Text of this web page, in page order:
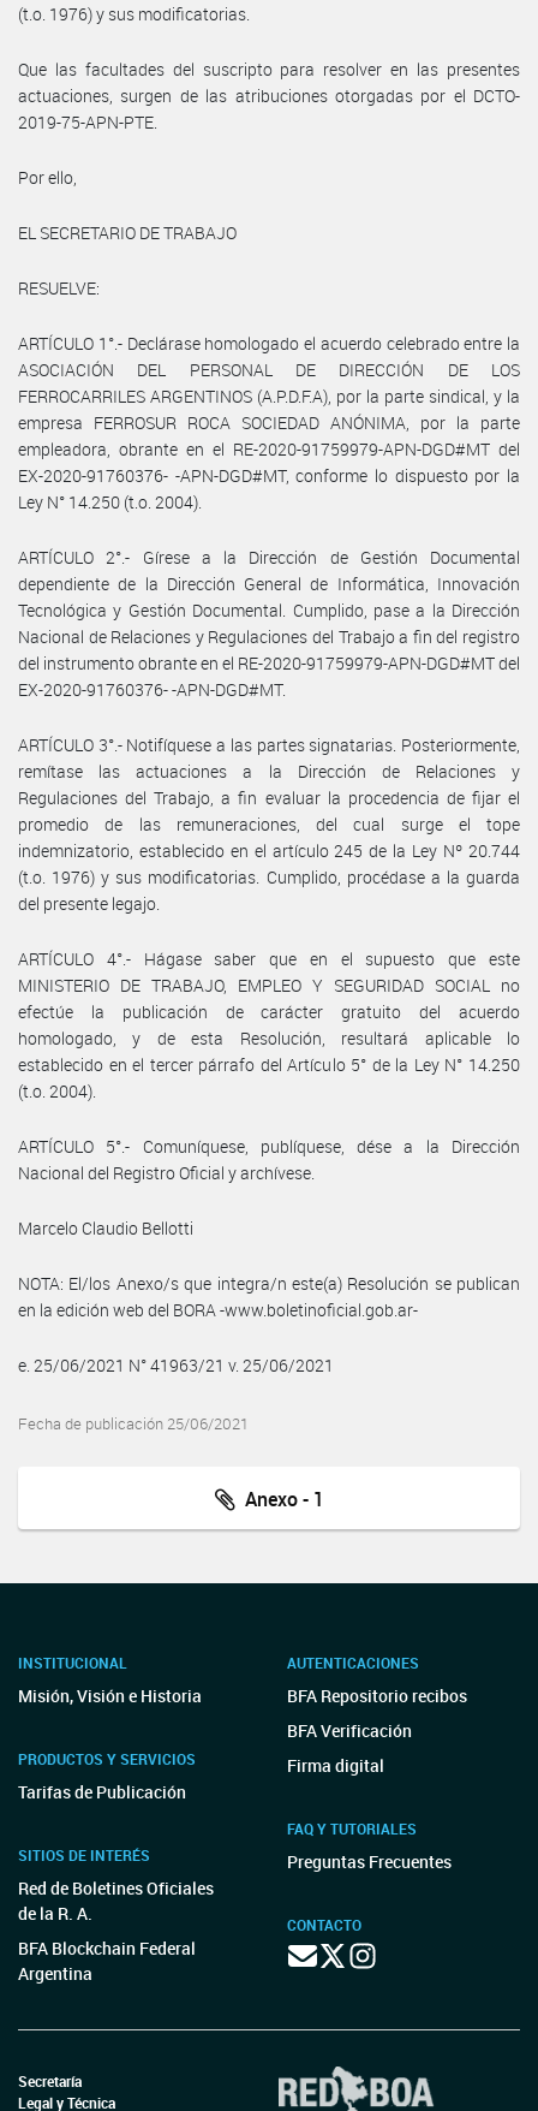
(t.o. 1976) y sus modificatorias.
Que las facultades del suscripto para resolver en las presentes
actuaciones, surgen de las atribuciones otorgadas por el DCTO-
2019-75-APN-PTE.
Por ello,
EL SECRETARIO DE TRABAJO
RESUELVE:
ARTÍCULO 1°.- Declárase homologado el acuerdo celebrado entre la
ASOCIACIÓN DEL PERSONAL DE DIRECCIÓN DE LOS
FERROCARRILES ARGENTINOS (A.P.D.F.A), por la parte sindical, y la
empresa FERROSUR ROCA SOCIEDAD ANÓNIMA, por la parte
empleadora, obrante en el RE-2020-91759979-APN-DGD#MT del
EX-2020-91760376- -APN-DGD#MT, conforme lo dispuesto por la
Ley N° 14.250 (t.o. 2004).
ARTÍCULO 2°.- Gírese a la Dirección de Gestión Documental
dependiente de la Dirección General de Informática, Innovación
Tecnológica y Gestión Documental. Cumplido, pase a la Dirección
Nacional de Relaciones y Regulaciones del Trabajo a fin del registro
del instrumento obrante en el RE-2020-91759979-APN-DGD#MT del
EX-2020-91760376- -APN-DGD#MT.
ARTÍCULO 3°.- Notifíquese a las partes signatarias. Posteriormente,
remítase las actuaciones a la Dirección de Relaciones y
Regulaciones del Trabajo, a fin evaluar la procedencia de fijar el
promedio de las remuneraciones, del cual surge el tope
indemnizatorio, establecido en el artículo 245 de la Ley Nº 20.744
(t.o. 1976) y sus modificatorias. Cumplido, procédase a la guarda
del presente legajo.
ARTÍCULO 4°.- Hágase saber que en el supuesto que este
MINISTERIO DE TRABAJO, EMPLEO Y SEGURIDAD SOCIAL no
efectúe la publicación de carácter gratuito del acuerdo
homologado, y de esta Resolución, resultará aplicable lo
establecido en el tercer párrafo del Artículo 5° de la Ley N° 14.250
(t.o. 2004).
ARTÍCULO 5°.- Comuníquese, publíquese, dése a la Dirección
Nacional del Registro Oficial y archívese.
Marcelo Claudio Bellotti
NOTA: El/los Anexo/s que integra/n este(a) Resolución se publican
en la edición web del BORA -www.boletinoficial.gob.ar-
e. 25/06/2021 N° 41963/21 v. 25/06/2021
Fecha de publicación 25/06/2021
Anexo - 1
INSTITUCIONAL
Misión, Visión e Historia
PRODUCTOS Y SERVICIOS
Tarifas de Publicación
SITIOS DE INTERÉS
Red de Boletines Oficiales
de la R. A.
BFA Blockchain Federal
Argentina
AUTENTICACIONES
BFA Repositorio recibos
BFA Verificación
Firma digital
FAQ Y TUTORIALES
Preguntas Frecuentes
CONTACTO
Secretaría
Legal y Técnica